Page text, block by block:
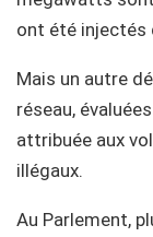
ont été injectés
Mais un autre
réseau,
attribuée aux
illégaux.
Au Parlement,